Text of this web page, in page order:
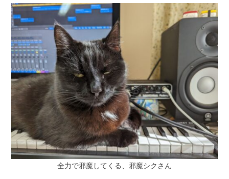
全力で邪魔してくる、邪魔シクさん